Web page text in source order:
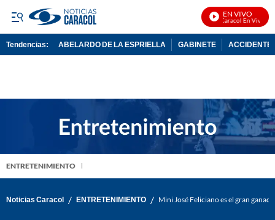
EN VIVO
Noticias Caracol En Vivo
Tendencias: ABELARDO DE LA ESPRIELLA GABINETE ACCIDENTE
ENTRETENIMIENTO
Noticias Caracol / ENTRETENIMIENTO / Mini José Feliciano es el gran